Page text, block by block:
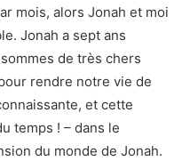
mois, alors Jonah et moi
Jonah a sept ans
de très chers
rendre notre vie de
et cette
temps ! – dans le
du monde de Jonah.